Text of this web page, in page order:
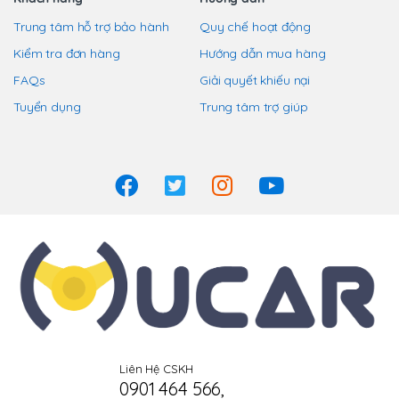
Trung tâm hỗ trợ bảo hành
Kiểm tra đơn hàng
FAQs
Tuyển dụng
Quy chế hoạt động
Hướng dẫn mua hàng
Giải quyết khiếu nại
Trung tâm trợ giúp
Liên Hệ CSKH
0901 464 566,